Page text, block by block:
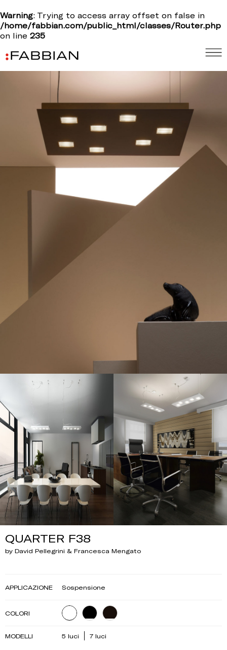
Warning: Trying to access array offset on false in
/home/fabbian.com/public_html/classes/Router.php
on line 235
QUARTER F38
by David Pellegrini & Francesca Mengato
APPLICAZIONE Sospensione
COLORI
MODELLI 5 luci 7 luci